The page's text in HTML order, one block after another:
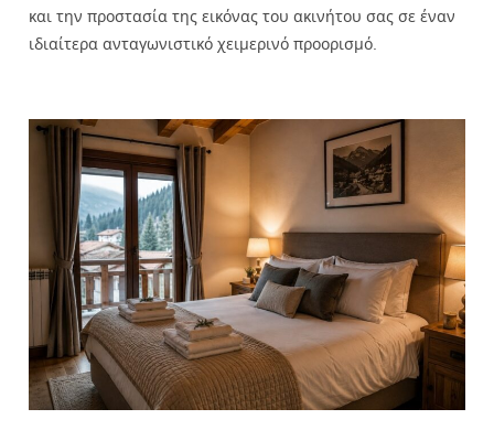
και την προστασία της εικόνας του ακινήτου σας σε έναν
ιδιαίτερα ανταγωνιστικό χειμερινό προορισμό.